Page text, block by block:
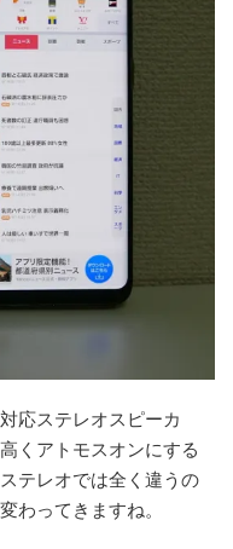
応ステレオスピーカ
くアトモスオンにする
テレオでは全く違うの
わってきますね。